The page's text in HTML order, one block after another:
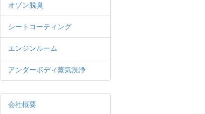
オゾン脱臭
シートコーティング
エンジンルーム
アンダーボディ蒸気洗浄
会社概要